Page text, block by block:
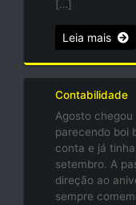
[…]
Leia mais
Contabilidade
Agosto
parecendo boi
conta e já
setembro. A
direção ao
sempre